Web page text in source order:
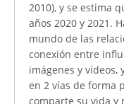
2010), y se estima
años 2020 y 2021.
mundo de las
conexión entre
imágenes y vídeos,
en 2 vías de forma
comparte su vida y